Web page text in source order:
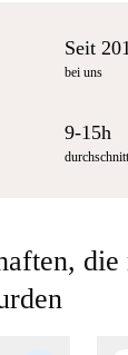
Seit
bei uns
9-15h
die